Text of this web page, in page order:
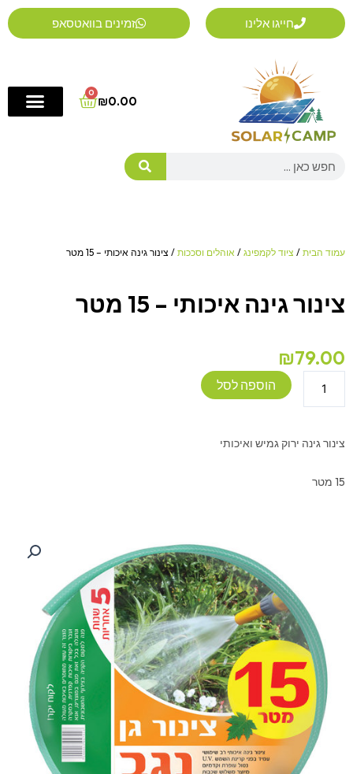
דילוג
לתוכן
חייגו אלינו זמינים בוואטסאפ
₪0.00
0
Cart
Search
עמוד הבית / ציוד לקמפינג / אוהלים וסככות / צינור גינה איכותי – 15 מטר
צינור גינה איכותי – 15 מטר
₪79.00
הוספה לסל
צינור גינה ירוק גמיש ואיכותי
15 מטר